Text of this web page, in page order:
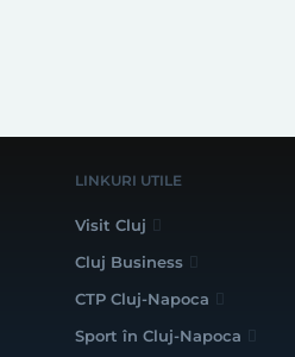
LINKURI UTILE
Visit Cluj
Cluj Business
CTP Cluj-Napoca
Sport în Cluj-Napoca